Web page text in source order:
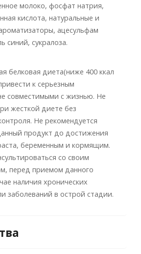
молоко, фосфат натрия,
кислота, натуральные и
ацесульфам
синий, сукралоза.
белковая диета(ниже 400 ккал
к серьезным
совместимыми с жизнью. Не
жесткой диете без
Не рекомендуется
продукт до достижения
беременным и кормящим.
со своим
перед приемом данного
наличия хронических
заболеваний в острой стадии.